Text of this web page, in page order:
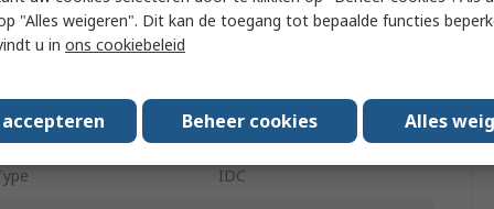
Straight
IDC
"Alles weigeren". Dit kan de toegang tot bepaalde functies
u in ons cookiebeleid
Beheer cookies Alles